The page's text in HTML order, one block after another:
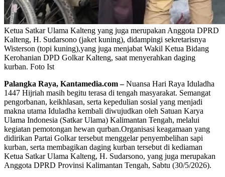
Ketua Satkar Ulama Kalteng yang juga merupakan Anggota DPRD
Kalteng, H. Sudarsono (jaket kuning), didampingi sekretarisnya
Wisterson (topi kuning),yang juga menjabat Wakil Ketua Bidang
Kerohanian DPD Golkar Kalteng, saat menyerahkan daging
kurban. Foto Ist
Palangka Raya, Kantamedia.com –Nuansa Hari Raya Iduladha
1447 Hijriah masih begitu terasa di tengah masyarakat. Semangat
pengorbanan, keikhlasan, serta kepedulian sosial yang menjadi
makna utama Iduladha kembali diwujudkan oleh Satuan Karya
Ulama Indonesia (Satkar Ulama) Kalimantan Tengah, melalui
kegiatan pemotongan hewan qurban.Organisasi keagamaan yang
didirikan Partai Golkar tersebut menggelar penyembelihan sapi
kurban, serta membagikan daging kurban tersebut di kediaman
Ketua Satkar Ulama Kalteng, H. Sudarsono, yang juga merupakan
Anggota DPRD Provinsi Kalimantan Tengah, Sabtu (30/5/2026).